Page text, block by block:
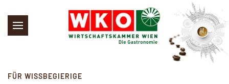
Skip to main content
FÜR WISSBEGIERIGE